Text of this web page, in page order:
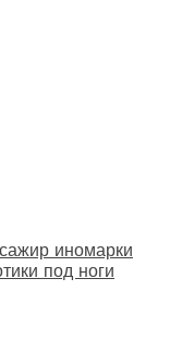
иномарки
под ноги